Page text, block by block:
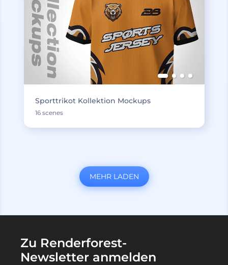
Sporttrikot Kollektion Mockups
16 scenes
MEHR LADEN
Zu Renderforest-
Newsletter anmelden